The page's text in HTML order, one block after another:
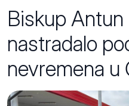
Biskup
nastradalo
nevremena u